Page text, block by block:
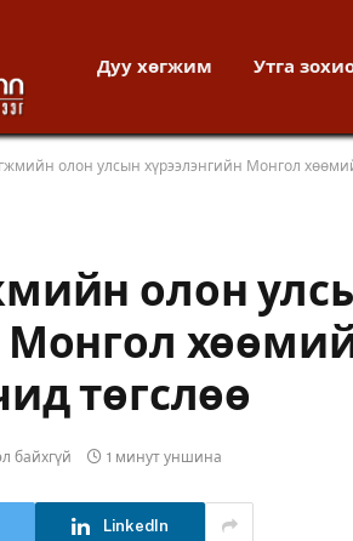
Дуу хөгжим Утга
олон улсын хүрээлэнгийн Монгол
олон
Монгол
төгслөө
байхгүй 1 минут уншина
LinkedIn